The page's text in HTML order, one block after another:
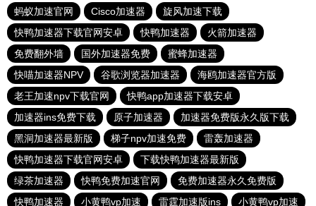
蚂蚁加速官网
Cisco加速器
旋风加速下载
快鸭加速器下载官网安卓
快鸭加速器
火箭加速器
免费翻外墙
国外加速器免费
蜜蜂加速器
快喵加速器NPV
谷歌浏览器加速器
海鸥加速器官方版
老王加速npv下载官网
快鸭app加速器下载安卓
加速器ins免费下载
原子加速器
加速器免费版永久版下载
黑洞加速器最新版
梯子npv加速免费
雷轰加速器
快鸭加速器下载官网安卓
下载快鸭加速器最新版
绿茶加速器
快鸭免费加速官网
免费加速器永久免费版
快鸭加速器
小黄鸭vp加速 雷霆加速版ins 小黄鸭vp加速